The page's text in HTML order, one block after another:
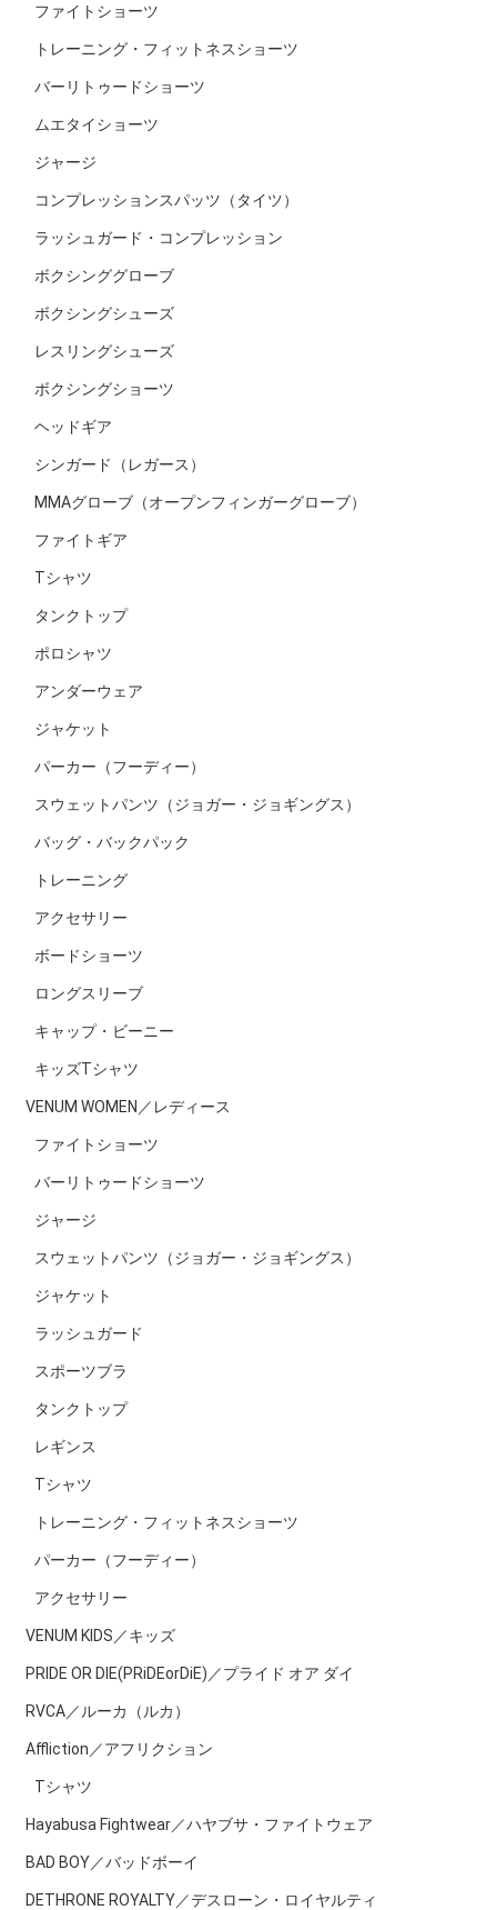
ファイトショーツ
トレーニング・フィットネスショーツ
バーリトゥードショーツ
ムエタイショーツ
ジャージ
コンプレッションスパッツ（タイツ）
ラッシュガード・コンプレッション
ボクシンググローブ
ボクシングシューズ
レスリングシューズ
ボクシングショーツ
ヘッドギア
シンガード（レガース）
MMAグローブ（オープンフィンガーグローブ）
ファイトギア
Tシャツ
タンクトップ
ポロシャツ
アンダーウェア
ジャケット
パーカー（フーディー）
スウェットパンツ（ジョガー・ジョギングス）
バッグ・バックパック
トレーニング
アクセサリー
ボードショーツ
ロングスリーブ
キャップ・ビーニー
キッズTシャツ
VENUM WOMEN／レディース
ファイトショーツ
バーリトゥードショーツ
ジャージ
スウェットパンツ（ジョガー・ジョギングス）
ジャケット
ラッシュガード
スポーツブラ
タンクトップ
レギンス
Tシャツ
トレーニング・フィットネスショーツ
パーカー（フーディー）
アクセサリー
VENUM KIDS／キッズ
PRIDE OR DIE(PRiDEorDiE)／プライド オア ダイ
RVCA／ルーカ（ルカ）
Affliction／アフリクション
Tシャツ
Hayabusa Fightwear／ハヤブサ・ファイトウェア
BAD BOY／バッドボーイ
DETHRONE ROYALTY／デスローン・ロイヤルティ